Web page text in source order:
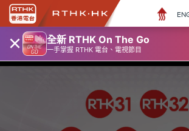
× 全新 RTHK On The Go
一手掌握 RTHK 電台、電視節目